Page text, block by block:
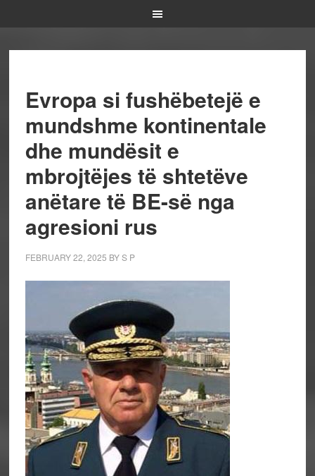
Evropa si fushëbetejë e
mundshme kontinentale
dhe mundësit e
mbrojtëjes të shtetëve
anëtare të BE-së nga
agresioni rus
FEBRUARY 22, 2025 BYS P